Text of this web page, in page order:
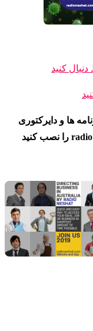
کنید
ها و دایرکتوری